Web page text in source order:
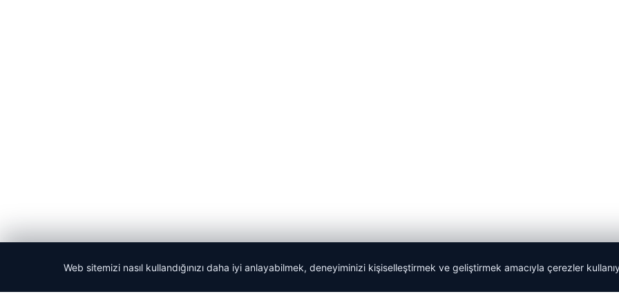
Web sitemizi nasıl kullandığınızı daha iyi anlayabilmek, deneyiminizi kişiselleştirmek ve geliştirmek amacıyla çerezler